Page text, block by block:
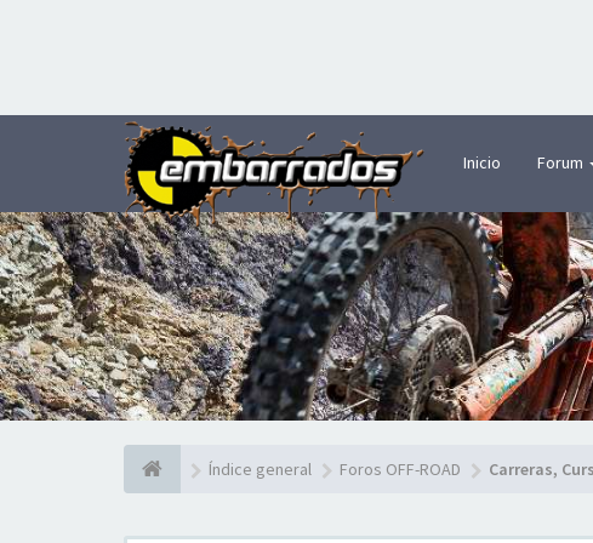
Inicio Forum
Índice general Foros OFF-ROAD Carreras,